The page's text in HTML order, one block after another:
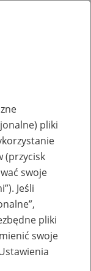
pliki
(przycisk
swoje
Jeśli
pliki
swoje